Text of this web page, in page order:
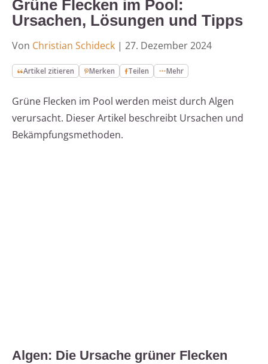
Grüne Flecken im Pool:
Ursachen, Lösungen und Tipps
Von Christian Schideck | 27. Dezember 2024
Artikel zitieren Merken Teilen Mehr
Grüne Flecken im Pool werden meist durch Algen
verursacht. Dieser Artikel beschreibt Ursachen und
Bekämpfungsmethoden.
Algen: Die Ursache grüner Flecken